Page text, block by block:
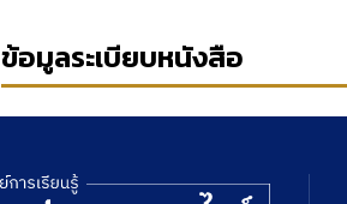
ข้อมูลระเบียบหนังสือ